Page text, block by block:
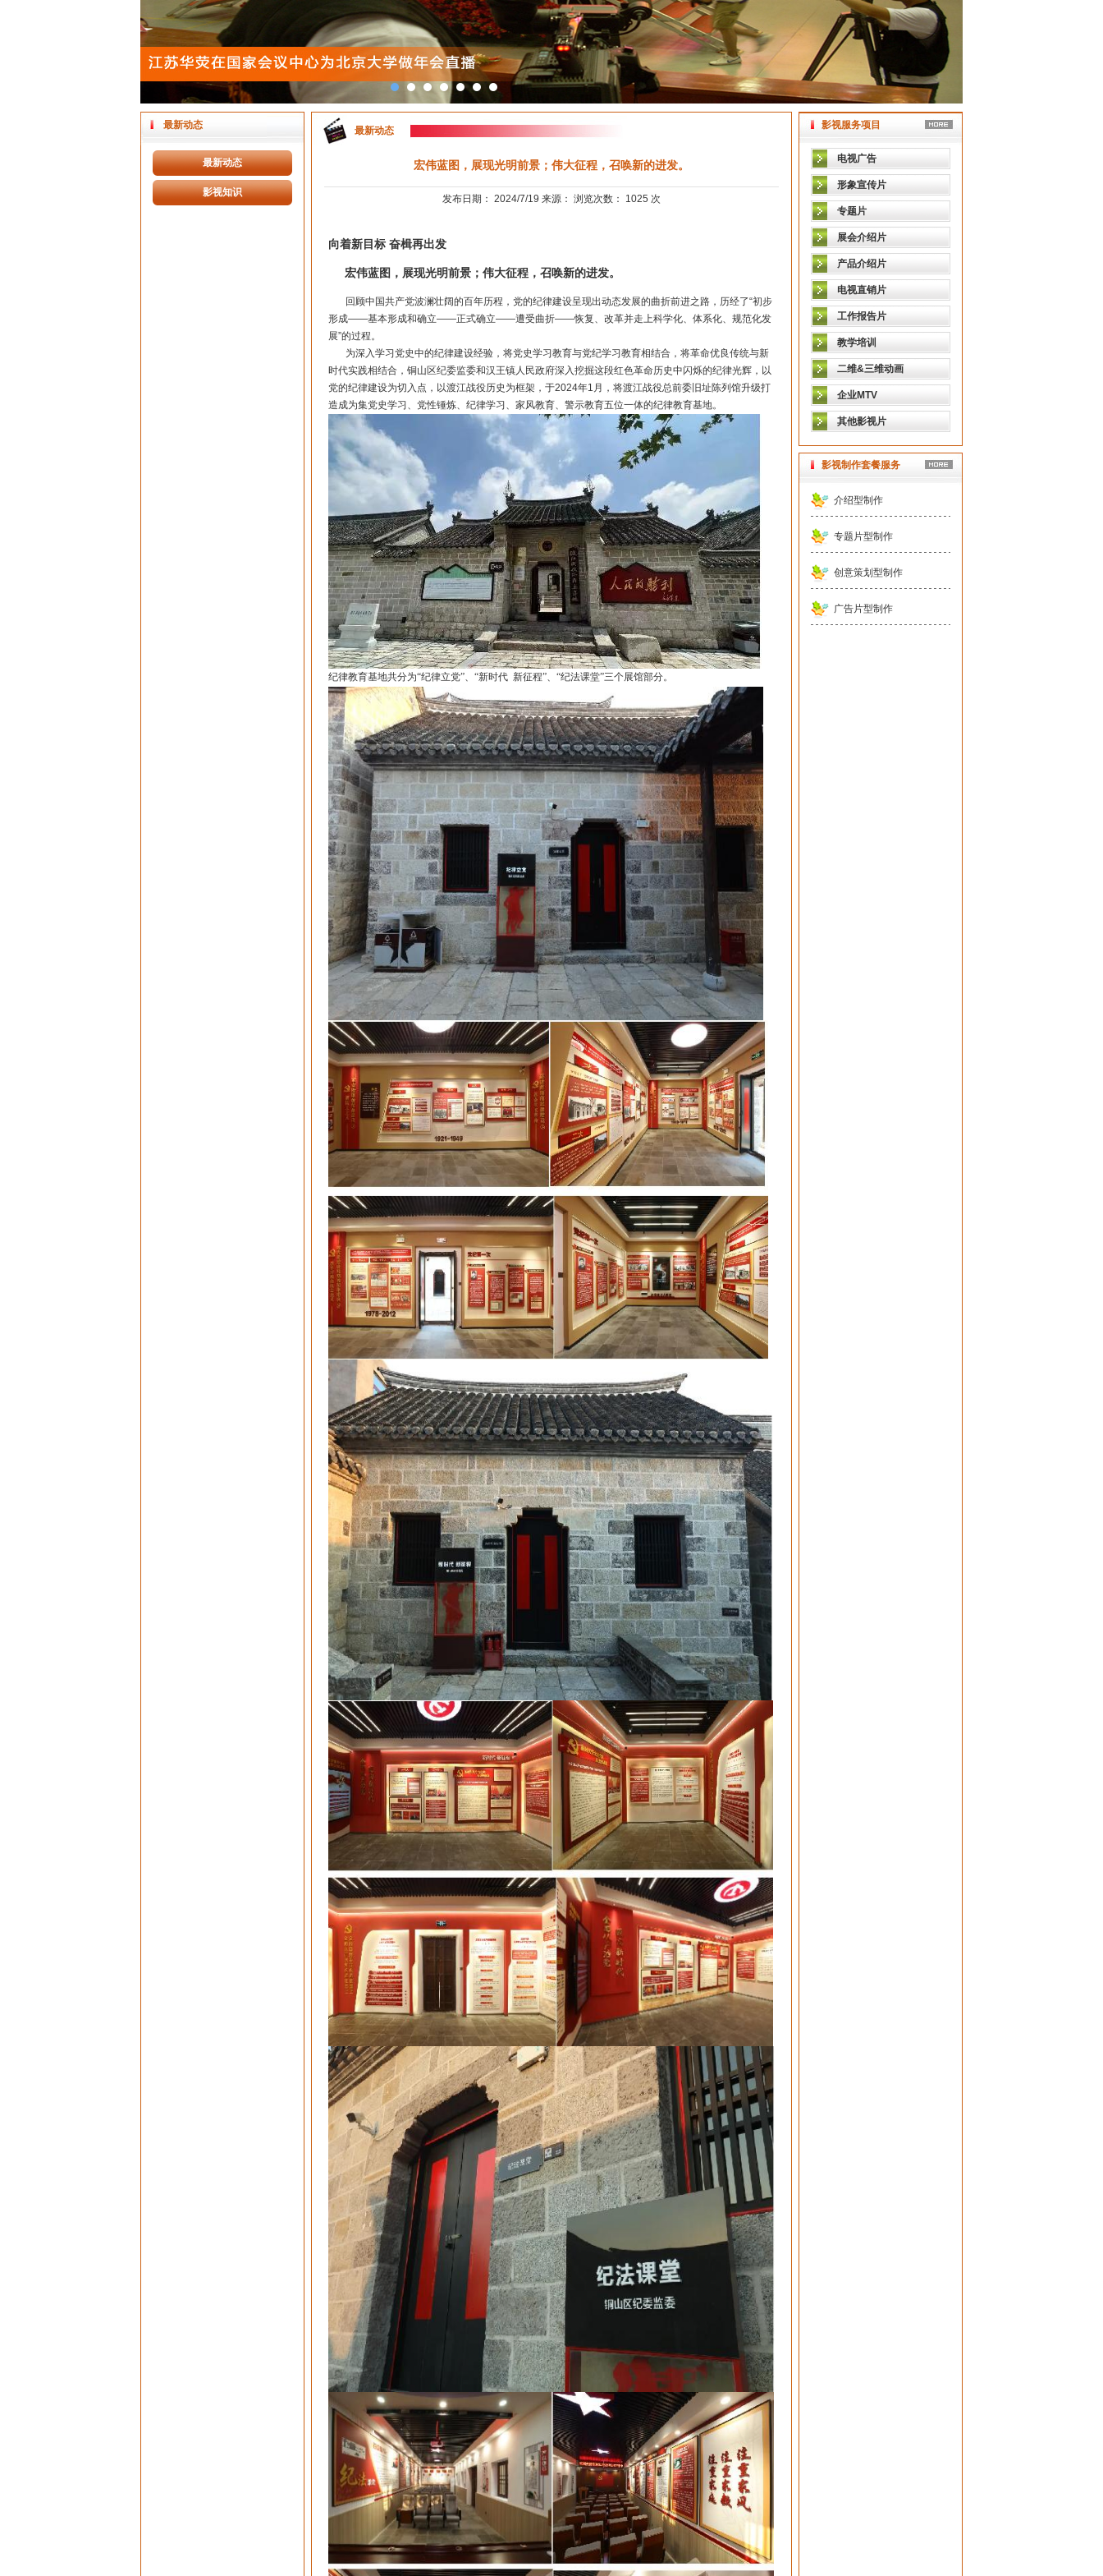
最新动态
最新动态
影视知识
最新动态
宏伟蓝图，展现光明前景；伟大征程，召唤新的进发。
发布日期： 2024/7/19 来源： 浏览次数： 1025 次
向着新目标 奋楫再出发
宏伟蓝图，展现光明前景；伟大征程，召唤新的进发。
回顾中国共产党波澜壮阔的百年历程，党的纪律建设呈现出动态发展的曲折前进之路，历经了“初步
形成——基本形成和确立——正式确立——遭受曲折——恢复、改革并走上科学化、体系化、规范化发
展”的过程。
为深入学习党史中的纪律建设经验，将党史学习教育与党纪学习教育相结合，将革命优良传统与新
时代实践相结合，铜山区纪委监委和汉王镇人民政府深入挖掘这段红色革命历史中闪烁的纪律光辉，以
党的纪律建设为切入点，以渡江战役历史为框架，于2024年1月，将渡江战役总前委旧址陈列馆升级打
造成为集党史学习、党性锤炼、纪律学习、家风教育、警示教育五位一体的纪律教育基地。
纪律教育基地共分为“纪律立党”、“新时代 新征程”、“纪法课堂”三个展馆部分。
影视服务项目
电视广告
形象宣传片
专题片
展会介绍片
产品介绍片
电视直销片
工作报告片
教学培训
二维&三维动画
企业MTV
其他影视片
影视制作套餐服务
介绍型制作
专题片型制作
创意策划型制作
广告片型制作